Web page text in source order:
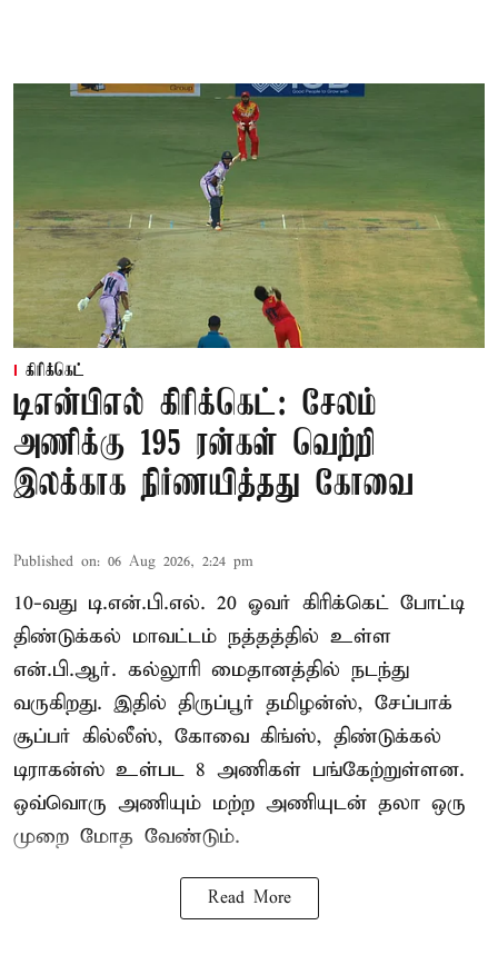
கிரிக்கெட்
டிஎன்பிஎல் கிரிக்கெட்: சேலம்
அணிக்கு 195 ரன்கள் வெற்றி
இலக்காக நிர்ணயித்தது கோவை
Published on: 06 Aug 2026, 2:24 pm
10-வது டி.என்.பி.எல். 20 ஓவர் கிரிக்கெட் போட்டி
திண்டுக்கல் மாவட்டம் நத்தத்தில் உள்ள
என்.பி.ஆர். கல்லூரி மைதானத்தில் நடந்து
வருகிறது. இதில் திருப்பூர் தமிழன்ஸ், சேப்பாக்
சூப்பர் கில்லீஸ், கோவை கிங்ஸ், திண்டுக்கல்
டிராகன்ஸ் உள்பட 8 அணிகள் பங்கேற்றுள்ளன.
ஒவ்வொரு அணியும் மற்ற அணியுடன் தலா ஒரு
முறை மோத வேண்டும்.
Read More